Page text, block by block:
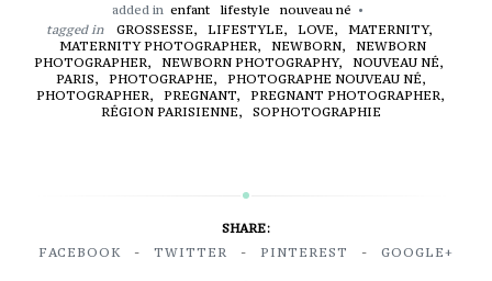
added in enfant lifestyle
nouveau né
tagged in
GROSSESSE, LIFESTYLE, LOVE,
MATERNITY,
MATERNITY PHOTOGRAPHER,
NEWBORN,
NEWBORN
PHOTOGRAPHER,
NEWBORN PHOTOGRAPHY,
NOUVEAU NÉ,
PARIS,
PHOTOGRAPHE,
PHOTOGRAPHE NOUVEAU NÉ,
PHOTOGRAPHER,
PREGNANT,
PREGNANT PHOTOGRAPHER,
RÉGION PARISIENNE,
SOPHOTOGRAPHIE
SHARE:
FACEBOOK
TWITTER PINTEREST GOOGLE+